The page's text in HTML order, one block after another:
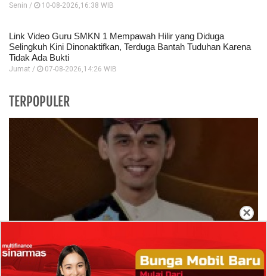
×
Senin / 10-08-2026,16:38 WIB
Link Video Guru SMKN 1 Mempawah Hilir yang Diduga
Selingkuh Kini Dinonaktifkan, Terduga Bantah Tuduhan Karena
Tidak Ada Bukti
Jumat / 07-08-2026,14:26 WIB
TERPOPULER
Profil Tio Ferdian Rahmana, Runner-Up Raka
Jatim 2026 yang Terseret Kasus Aborsi
Terancam Dicopot Usai Viral